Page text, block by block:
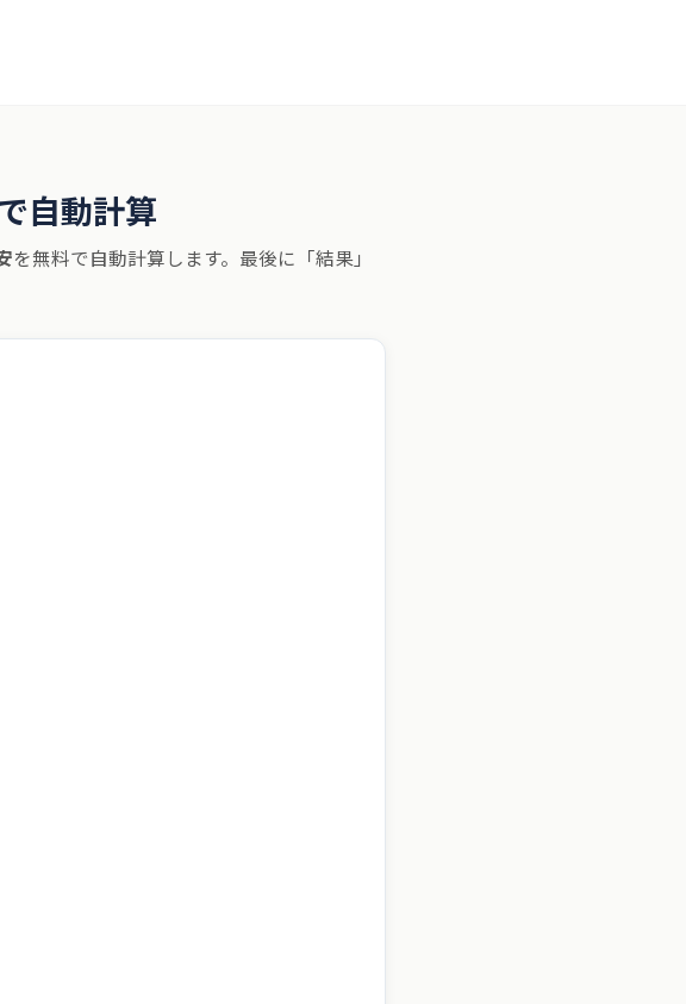
自動計算
を無料で自動計算します。最後に「結果」